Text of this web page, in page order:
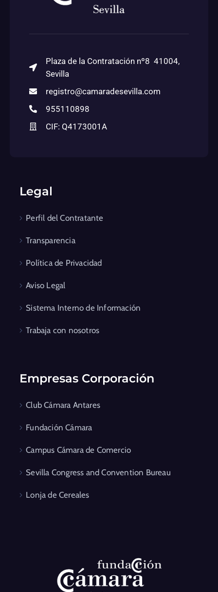
Plaza de la Contratación nº8 41004,
Sevilla
registro@camaradesevilla.com
955110898
CIF: Q4173001A
Legal
Perfil del Contratante
Transparencia
Política de Privacidad
Aviso Legal
Sistema Interno de Información
Trabaja con nosotros
Empresas Corporación
Club Cámara Antares
Fundación Cámara
Campus Cámara de Comercio
Sevilla Congress and Convention Bureau
Lonja de Cereales